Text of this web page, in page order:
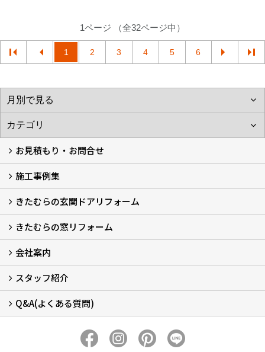
1ページ （全32ページ中）
1 2 3 4 5 6
お見積もり・お問合せ
LINEで概算見積もり
チャットで質問
問い合わせフォームから
オンライン相談
電話で相談
無料現地調査をご希望の方
施工事例集
玄関ドアリフォーム
玄関引戸リフォーム
勝手口ドアリフォーム
窓リフォーム
きたむらの玄関ドアリフォーム
玄関ドアリフォームについて
リシェントについて (23)
・玄関ドアバリエーション (52)
・玄関引戸バリエーション (44)
・勝手口ドアバリエーション (11)
安心の自社施工
無料点検
保証について
価格について
概算見積について (2)
きたむらの窓リフォーム
窓リフォームについて (5)
・内窓設置-LIXILインプラス
・内窓設置-AGCまどまど
・窓交換
・エコガラス交換
・防犯・防災ガラス交換
会社案内
会社概要 (2)
ブログ
アクセス
施工エリア
施工までの流れ
SNSインフォメーション
チャット機能
オンライン打合わせ
補助金について (2)
スタッフ紹介
スタッフ紹介
Q&A(よくある質問)